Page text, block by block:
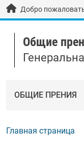
Skip to main content /
Добро
Общие
ОБЩИЕ ПРЕНИЯ
Главная страница